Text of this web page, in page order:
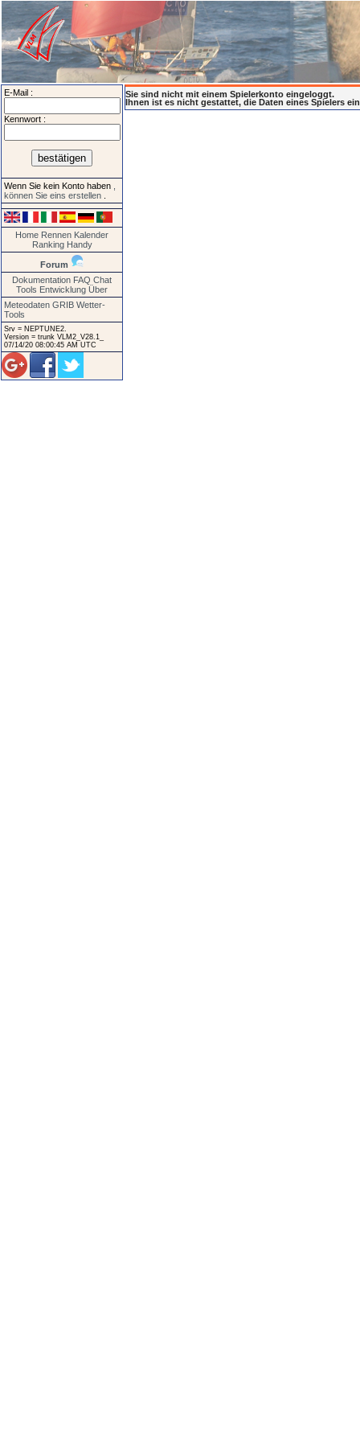
E-Mail :
Kennwort :
Wenn Sie kein Konto haben
können Sie eins erstellen
Home Rennen Kalender
Ranking Handy
Forum
Dokumentation FAQ Chat
Tools Entwicklung Über
Meteodaten GRIB Wetter-
Tools
Srv = NEPTUNE2.
Version = trunk VLM2_V28.1_
07/14/20 08:00:45 AM UTC
Sie sind nicht mit einem Spielerkonto eingeloggt.
Ihnen ist es nicht gestattet, die Daten eines Spielers